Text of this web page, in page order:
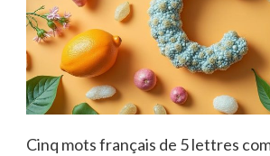
Cinq mots français de 5 lettres